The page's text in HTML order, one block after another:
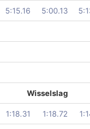
5:15.16 5:00.13
Wisselslag
1:18.31 1:18.72